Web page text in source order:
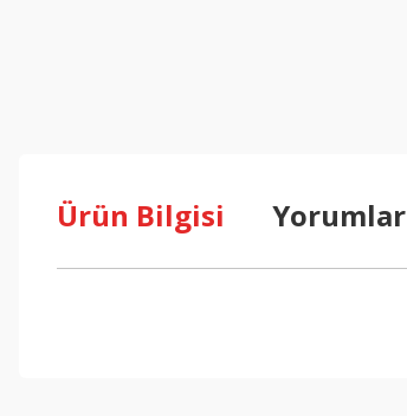
Ürün Bilgisi Yorumlar